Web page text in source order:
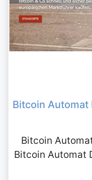
Bitcoin
Bitcoin
Bitcoin Automat